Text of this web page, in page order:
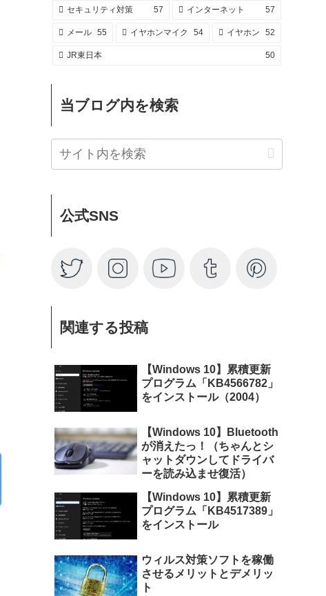
セキュリティ対策 57 インターネット 57
メール 55 イヤホンマイク 54 イヤホン 52
JR東日本 50
当ブログ内を検索
公式SNS
関連する投稿
【Windows 10】累積更新
プログラム「KB4566782」
をインストール（2004）
【Windows 10】Bluetooth
が消えたっ！（ちゃんとシ
ャットダウンしてドライバ
ーを読み込ませ復活）
【Windows 10】累積更新
プログラム「KB4517389」
をインストール
ウィルス対策ソフトを稼働
させるメリットとデメリッ
ト